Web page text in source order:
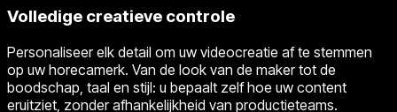
Volledige creatieve controle
Personaliseer elk detail om uw videocreatie af te stemmen
op uw horecamerk. Van de look van de maker tot de
boodschap, taal en stijl: u bepaalt zelf hoe uw content
eruitziet, zonder afhankelijkheid van productieteams.